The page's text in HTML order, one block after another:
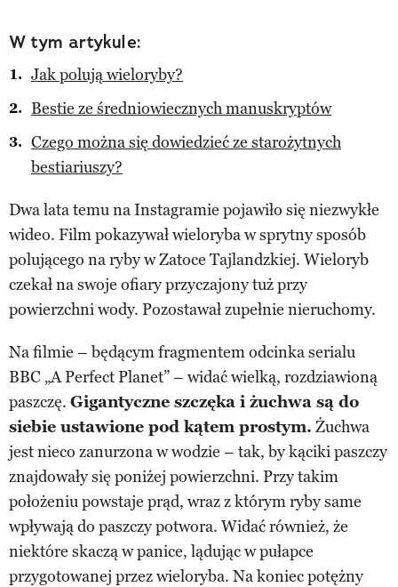
W tym artykule:
Jak polują wieloryby?
Bestie ze średniowiecznych manuskryptów
Czego można się dowiedzieć ze starożytnych
bestiariuszy?
Dwa lata temu na Instagramie pojawiło się niezwykłe
wideo. Film pokazywał wieloryba w sprytny sposób
polującego na ryby w Zatoce Tajlandzkiej. Wieloryb
czekał na swoje ofiary przyczajony tuż przy
powierzchni wody. Pozostawał zupełnie nieruchomy.
Na filmie – będącym fragmentem odcinka serialu
BBC „A Perfect Planet” – widać wielką, rozdziawioną
paszczę. Gigantyczne szczęka i żuchwa są do
siebie ustawione pod kątem prostym. Żuchwa
jest nieco zanurzona w wodzie – tak, by kąciki paszczy
znajdowały się poniżej powierzchni. Przy takim
położeniu powstaje prąd, wraz z którym ryby same
wpływają do paszczy potwora. Widać również, że
niektóre skaczą w panice, lądując w pułapce
przygotowanej przez wieloryba. Na koniec potężny